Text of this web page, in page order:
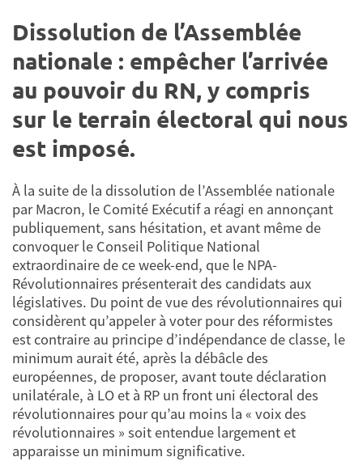
Dissolution de l’Assemblée
nationale : empêcher l’arrivée
au pouvoir du RN, y compris
sur le terrain électoral qui nous
est imposé.
À la suite de la dissolution de l’Assemblée nationale
par Macron, le Comité Exécutif a réagi en annonçant
publiquement, sans hésitation, et avant même de
convoquer le Conseil Politique National
extraordinaire de ce week-end, que le NPA-
Révolutionnaires présenterait des candidats aux
législatives. Du point de vue des révolutionnaires qui
considèrent qu’appeler à voter pour des réformistes
est contraire au principe d’indépendance de classe, le
minimum aurait été, après la débâcle des
européennes, de proposer, avant toute déclaration
unilatérale, à LO et à RP un front uni électoral des
révolutionnaires pour qu’au moins la « voix des
révolutionnaires » soit entendue largement et
apparaisse un minimum significative.